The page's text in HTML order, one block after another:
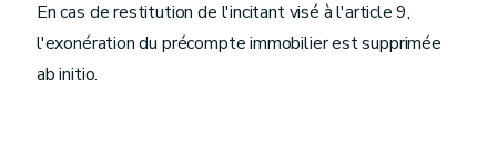
En cas de restitution de l'incitant visé à l'article 9,
l'exonération du précompte immobilier est supprimée
ab initio.